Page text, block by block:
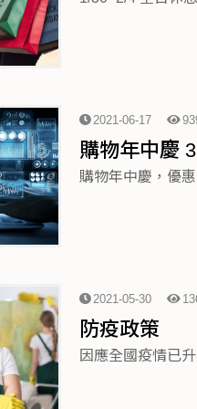
2021-06-17
購物年中慶
購物年中慶，優
2021-05-30
防疫政策
因應全國疫情已